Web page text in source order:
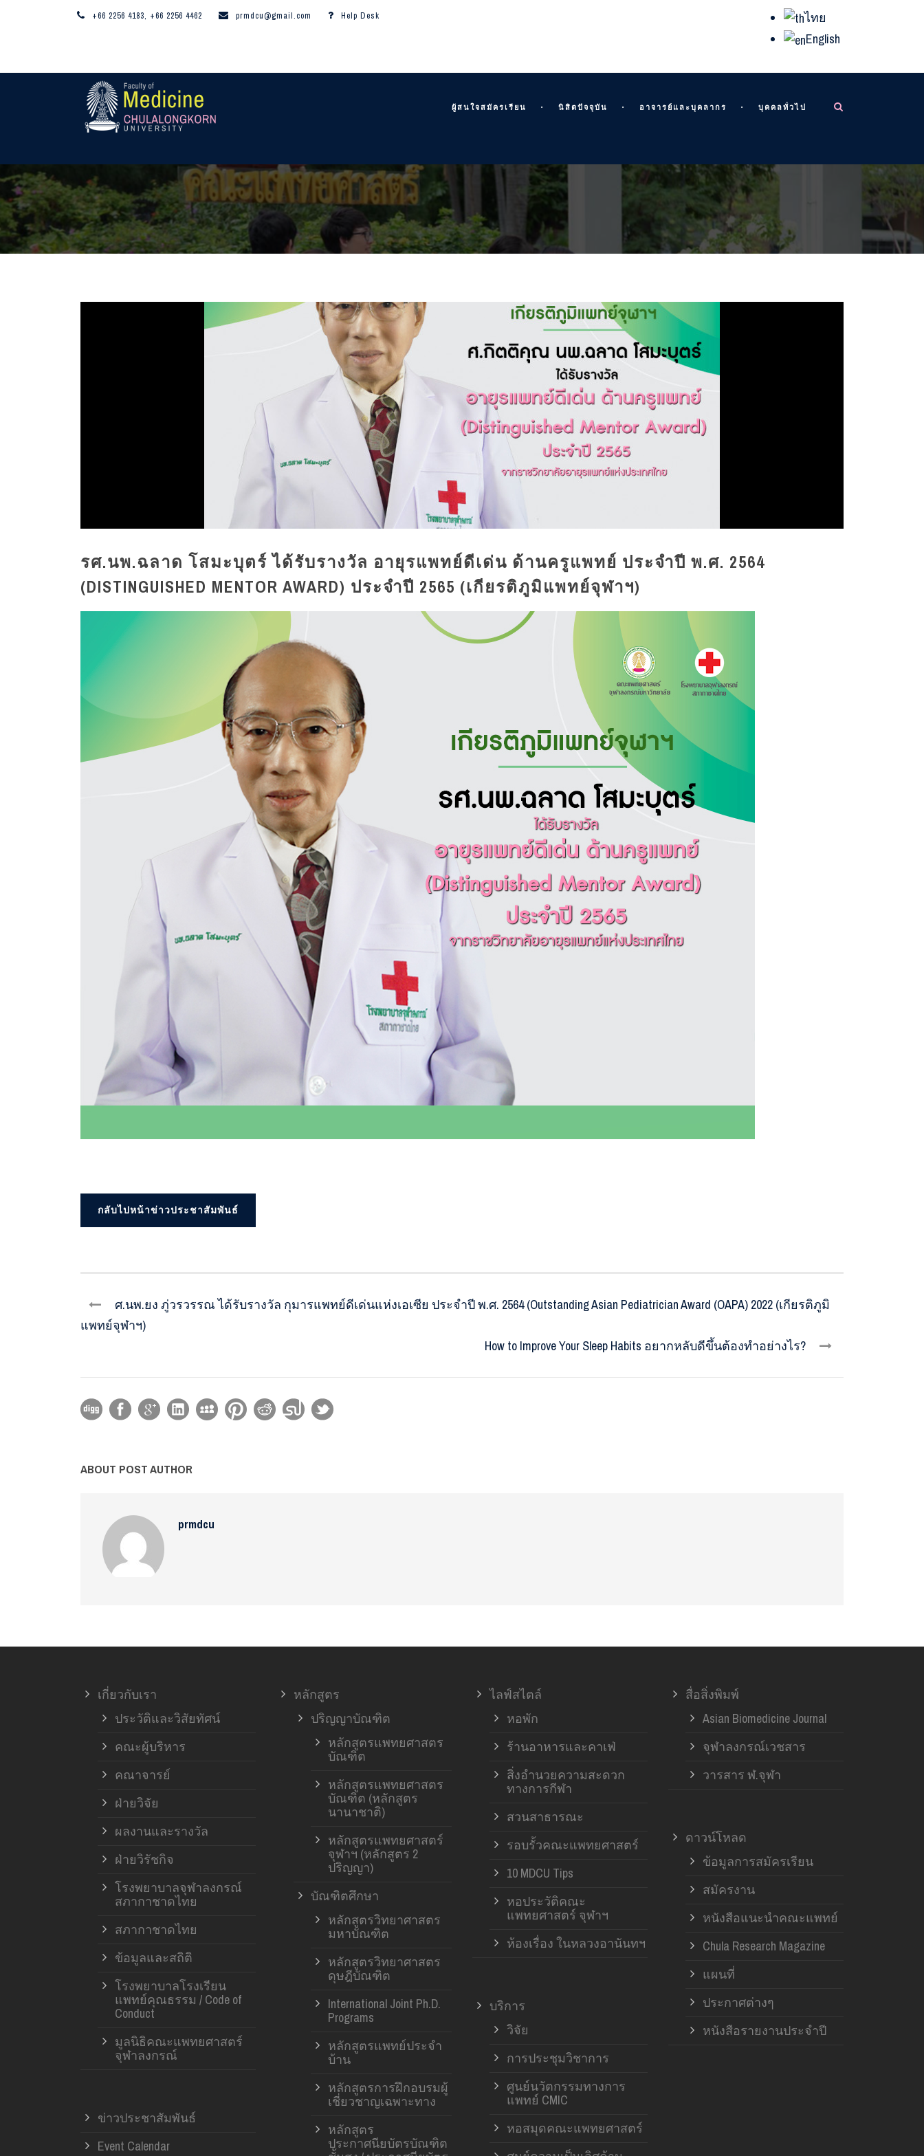
+66 2256 4183, +66 2256 4462 prmdcu@gmail.com Help Desk
ไทย
English
ผู้สนใจสมัครเรียน นิสิตปัจจุบัน อาจารย์และบุคลากร บุคคลทั่วไป
รศ.นพ.ฉลาด โสมะบุตร์ ได้รับรางวัล อายุรแพทย์ดีเด่น ด้านครูแพทย์ ประจำปี พ.ศ. 2564
(DISTINGUISHED MENTOR AWARD) ประจำปี 2565 (เกียรติภูมิแพทย์จุฬาฯ)
กลับไปหน้าข่าวประชาสัมพันธ์
ศ.นพ.ยง ภู่วรวรรณ ได้รับรางวัล กุมารแพทย์ดีเด่นแห่งเอเซีย ประจำปี พ.ศ. 2564 (Outstanding Asian Pediatrician Award (OAPA) 2022 (เกียรติภูมิ
แพทย์จุฬาฯ)
How to Improve Your Sleep Habits อยากหลับดีขึ้นต้องทำอย่างไร?
ABOUT POST AUTHOR
prmdcu
เกี่ยวกับเรา
ประวัติและวิสัยทัศน์
คณะผู้บริหาร
คณาจารย์
ฝ่ายวิจัย
ผลงานและรางวัล
ฝ่ายวิรัชกิจ
โรงพยาบาลจุฬาลงกรณ์
สภากาชาดไทย
สภากาชาดไทย
ข้อมูลและสถิติ
โรงพยาบาลโรงเรียน
แพทย์คุณธรรม / Code of
Conduct
มูลนิธิคณะแพทยศาสตร์
จุฬาลงกรณ์
ข่าวประชาสัมพันธ์
Event Calendar
หลักสูตร
ปริญญาบัณฑิต
หลักสูตรแพทยศาสตร
บัณฑิต
หลักสูตรแพทยศาสตร
บัณฑิต (หลักสูตร
นานาชาติ)
หลักสูตรแพทยศาสตร์
จุฬาฯ (หลักสูตร 2
ปริญญา)
บัณฑิตศึกษา
หลักสูตรวิทยาศาสตร
มหาบัณฑิต
หลักสูตรวิทยาศาสตร
ดุษฎีบัณฑิต
International Joint Ph.D.
Programs
หลักสูตรแพทย์ประจำ
บ้าน
หลักสูตรการฝึกอบรมผู้
เชี่ยวชาญเฉพาะทาง
หลักสูตร
ประกาศนียบัตรบัณฑิต
ไลฟ์สไตล์
หอพัก
ร้านอาหารและคาเฟ่
สิ่งอำนวยความสะดวก
ทางการกีฬา
สวนสาธารณะ
รอบรั้วคณะแพทยศาสตร์
10 MDCU Tips
หอประวัติคณะ
แพทยศาสตร์ จุฬาฯ
ห้องเรื่อง ในหลวงอานันทฯ
บริการ
วิจัย
การประชุมวิชาการ
ศูนย์นวัตกรรมทางการ
แพทย์ CMIC
หอสมุดคณะแพทยศาสตร์
สื่อสิ่งพิมพ์
Asian Biomedicine Journal
จุฬาลงกรณ์เวชสาร
วารสาร ฬ.จุฬา
ดาวน์โหลด
ข้อมูลการสมัครเรียน
สมัครงาน
หนังสือแนะนำคณะแพทย์
Chula Research Magazine
แผนที่
ประกาศต่างๆ
หนังสือรายงานประจำปี